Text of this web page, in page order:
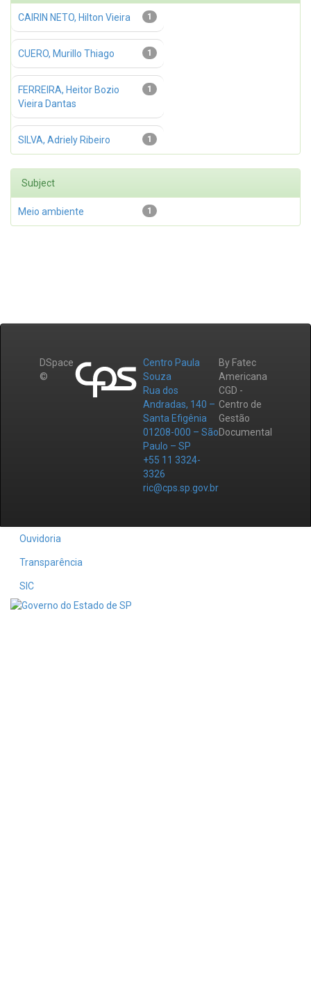
1
CAIRIN NETO, Hilton Vieira
1
CUERO, Murillo Thiago
1
FERREIRA, Heitor Bozio
Vieira Dantas
1
SILVA, Adriely Ribeiro
Subject
1
Meio ambiente
DSpace
©
Centro Paula
Souza
Rua dos
Andradas, 140 –
Santa Efigênia
01208-000 – São
Paulo – SP
+55 11 3324-
3326
ric@cps.sp.gov.br
By Fatec
Americana
CGD -
Centro de
Gestão
Documental
Ouvidoria
Transparência
SIC